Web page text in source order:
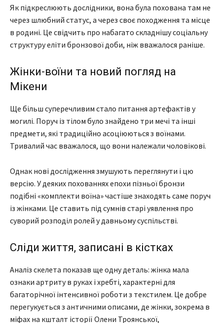
Як підкреслюють дослідники, вона була похована там не
через шлюбний статус, а через своє походження та місце
в родині. Це свідчить про набагато складнішу соціальну
структуру еліти бронзової доби, ніж вважалося раніше.
Жінки-воїни та новий погляд на
Мікени
Ще більш суперечливим стало питання артефактів у
могилі. Поруч із тілом було знайдено три мечі та інші
предмети, які традиційно асоціюються з воїнами.
Тривалий час вважалося, що вони належали чоловікові.
Однак нові дослідження змушують переглянути і цю
версію. У деяких похованнях епохи пізньої бронзи
подібні «комплекти воїна» частіше знаходять саме поруч
із жінками. Це ставить під сумнів старі уявлення про
суворий розподіл ролей у давньому суспільстві.
Сліди життя, записані в кістках
Аналіз скелета показав ще одну деталь: жінка мала
ознаки артриту в руках і хребті, характерні для
багаторічної інтенсивної роботи з текстилем. Це добре
перегукується з античними описами, де жінки, зокрема в
міфах на кшталт історії Олени Троянської,